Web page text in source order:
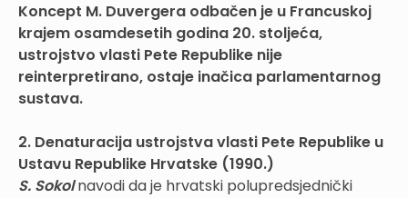
Koncept M. Duvergera odbačen je u Francuskoj
krajem osamdesetih godina 20. stoljeća,
ustrojstvo vlasti Pete Republike nije
reinterpretirano, ostaje inačica parlamentarnog
sustava.
2. Denaturacija ustrojstva vlasti Pete Republike u
Ustavu Republike Hrvatske (1990.)
S. Sokolnavodi da je hrvatski polupredsjednički